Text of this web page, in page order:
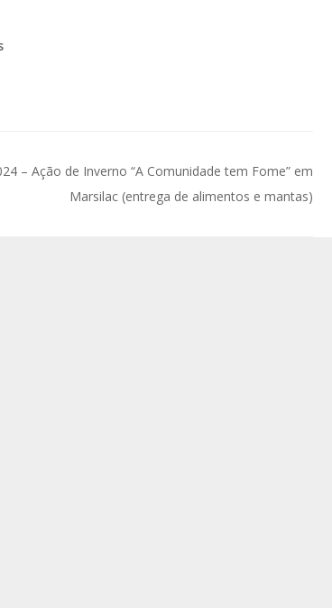
– Ação de Inverno “A Comunidade tem Fome” em
Marsilac (entrega de alimentos e mantas)